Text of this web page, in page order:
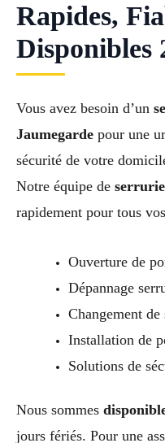
Rapides,
Disponibles
Vous avez besoin d’un
Jaumegarde pour une
sécurité de votre
Notre équipe de
rapidement pour tous
Ouverture de
Dépannage
Changement
Installation de
Solutions de
Nous sommes
jours fériés. Pour une